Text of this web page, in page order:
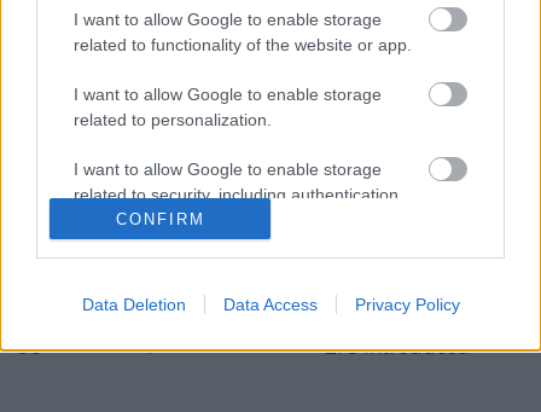
I want to allow Google to enable storage
related to functionality of the website or app.
I want to allow Google to enable storage
related to personalization.
I want to allow Google to enable storage
related to security, including authentication
functionality and fraud prevention, and other
user protection.
CONFIRM
Data Deletion Data Access Privacy Policy
36 1 ZFS introduced